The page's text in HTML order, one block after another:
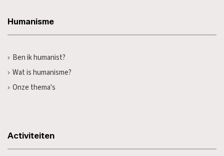
Humanisme
Ben ik humanist?
Wat is humanisme?
Onze thema's
Activiteiten